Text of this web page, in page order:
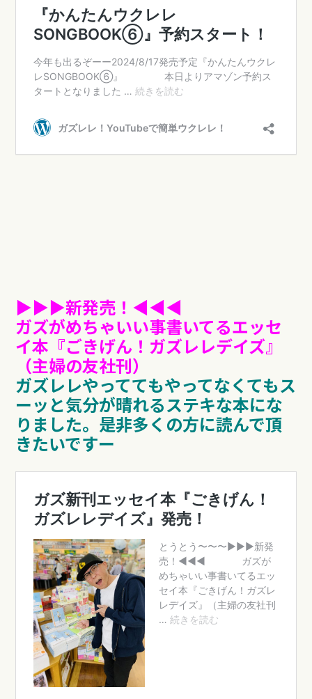
▶︎▶︎▶︎新発売！◀︎︎︎︎︎︎◀︎◀︎
ガズがめちゃいい事書いてるエッセ
イ本『ごきげん！ガズレレデイズ』
（主婦の友社刊）
ガズレレやっててもやってなくてもス
ーッと気分が晴れるステキな本にな
りました。 是非多くの方に読んで頂
きたいですー